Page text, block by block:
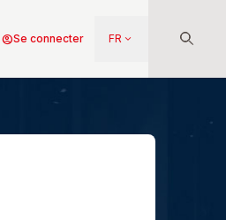
Menu
compte
account_circleSe connecter FR keyboard_arrow_down